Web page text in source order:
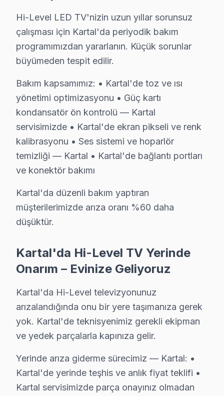
· Çekmeköy Hi-Level
· Kadıköy Hi-Level
· Maltepe Hi-Level
· Pendik Hi-Level
Kartal Diğer Marka Servisleri
· Kartal Sony
· Kartal Philips
· Kartal Toshiba
· Kartal Sharp
Hi-Level TV Arızası: Kartal'de Ne
Hi-Level TV Teknik Bilgileri
✓ 15+ Yıl Deneyim
✓ Yazılı Garanti Belgesi
Hi-Level LED TV'nizin uzun yıllar sorunsuz
çalışması için Kartal'da periyodik bakım
programımızdan yararlanın. Küçük sorunlar
büyümeden tespit edilir.
Bakım kapsamımız: • Kartal'de toz ve ısı
yönetimi optimizasyonu • Güç kartı
kondansatör ön kontrolü — Kartal
servisimizde • Kartal'de ekran pikseli ve renk
kalibrasyonu • Ses sistemi ve hoparlör
temizliği — Kartal • Kartal'de bağlantı portları
ve konektör bakımı
Kartal'da düzenli bakım yaptıran
müşterilerimizde arıza oranı %60 daha
düşüktür.
Kartal'da Hi-Level TV Yerinde
Onarım – Evinize Geliyoruz
Kartal'da Hi-Level televizyonunuz
arızalandığında onu bir yere taşımanıza gerek
yok. Kartal'de teknisyenimiz gerekli ekipman
ve yedek parçalarla kapınıza gelir.
Yerinde arıza giderme sürecimiz — Kartal: •
Kartal'de yerinde teşhis ve anlık fiyat teklifi •
Kartal servisimizde parça onayınız olmadan